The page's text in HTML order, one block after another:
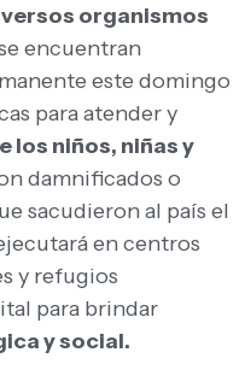
organismos
encuentran
este domingo
para atender y
los niños, niñas y
damnificados o
sacudieron al país el
en centros
y refugios
para brindar
y social.